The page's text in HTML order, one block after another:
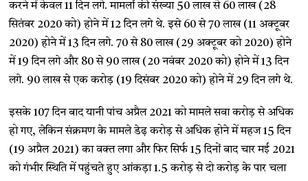
करने में केवल 11 दिन लगे. मामलों की संख्या 50 लाख से 60 लाख (28
सितंबर 2020 को) होने में 12 दिन लगे थे. इसे 60 से 70 लाख (11 अक्टूबर
2020) होने में 13 दिन लगे. 70 से 80 लाख (29 अक्टूबर को 2020) होने
में 19 दिन लगे और 80 से 90 लाख (20 नवंबर 2020 को) होने में 13 दिन
लगे. 90 लाख से एक करोड़ (19 दिसंबर 2020 को) होने में 29 दिन लगे थे.
इसके 107 दिन बाद यानी पांच अप्रैल 2021 को मामले सवा करोड़ से अधिक
हो गए, लेकिन संक्रमण के मामले डेढ़ करोड़ से अधिक होने में महज 15 दिन
(19 अप्रैल 2021) का वक्त लगा और फिर सिर्फ 15 दिनों बाद चार मई 2021
को गंभीर स्थिति में पहुंचते हुए आंकड़ा 1.5 करोड़ से दो करोड़ के पार चला